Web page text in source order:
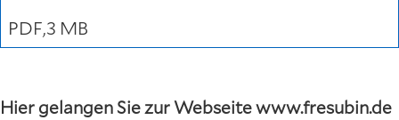
3 MB
PDF
Hier gelangen Sie zur Webseite www.fresubin.de